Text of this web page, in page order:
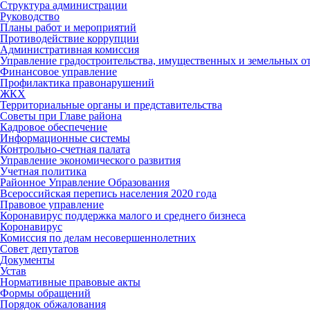
Структура администрации
Руководство
Планы работ и мероприятий
Противодействие коррупции
Административная комиссия
Управление градостроительства, имущественных и земельных
Финансовое управление
Профилактика правонарушений
ЖКХ
Территориальные органы и представительства
Советы при Главе района
Кадровое обеспечение
Информационные системы
Контрольно-счетная палата
Управление экономического развития
Учетная политика
Районное Управление Образования
Всероссийская перепись населения 2020 года
Правовое управление
Коронавирус поддержка малого и среднего бизнеса
Коронавирус
Комиссия по делам несовершеннолетних
Совет депутатов
Документы
Устав
Нормативные правовые акты
Формы обращений
Порядок обжалования